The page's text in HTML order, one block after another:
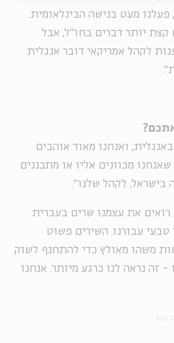
פעלנו מעט בנישה הבינלאומית.
קצת יותר דברים בחו"ל, אבל
לקהל אמריקאי דובר אנגלית
ואנחנו מאוד אוהבים
מכוונים אליו או מתכננים
בישראל, לקהל שלנו".
את עצמנו שרים בעברית
טבעי עבורנו. השירים פשוט
משהו מאולץ כדי להתחנף לשוק
זה נראה לנו כרגע מיותר. אנחנו